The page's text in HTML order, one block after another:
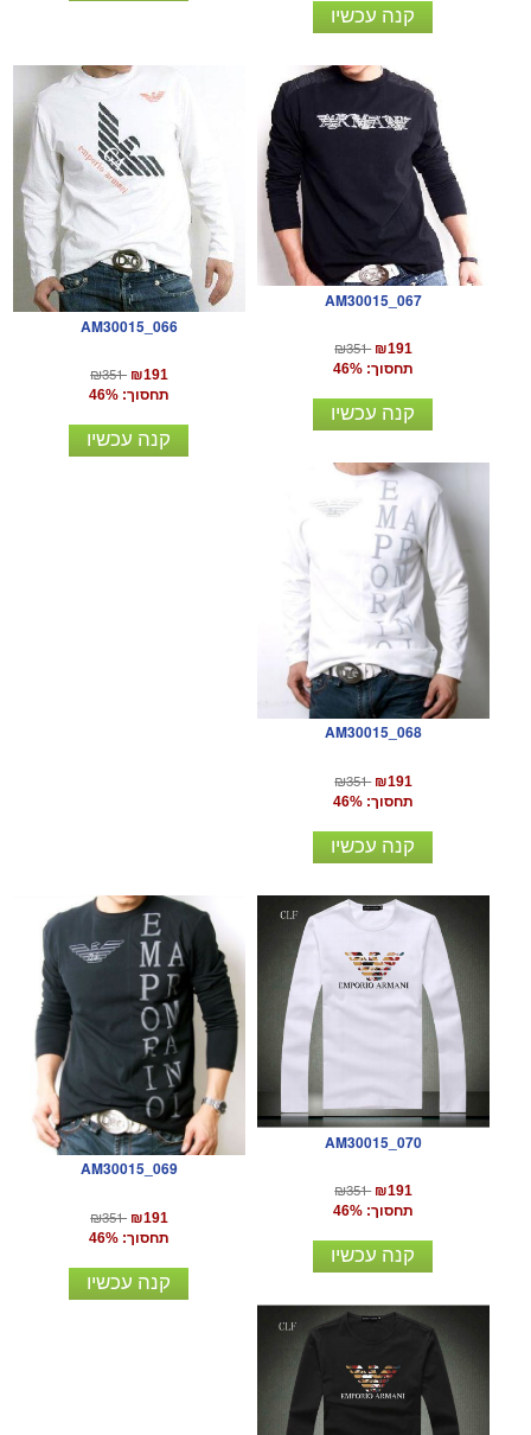
קנה עכשיו
AM30015_066
₪351 ₪191
תחסוך: 46%
קנה עכשיו
AM30015_067
₪351 ₪191
תחסוך: 46%
קנה עכשיו
AM30015_068
₪351 ₪191
תחסוך: 46%
קנה עכשיו
AM30015_069
₪351 ₪191
תחסוך: 46%
קנה עכשיו
AM30015_070
₪351 ₪191
תחסוך: 46%
קנה עכשיו